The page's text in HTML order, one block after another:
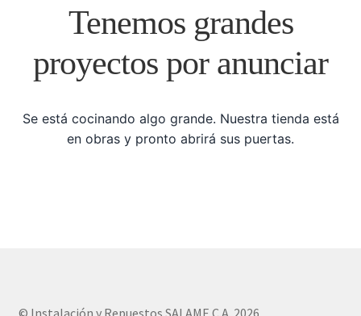
Finalizar compra
Sample Page
Tenemos grandes
proyectos por anunciar
Se está cocinando algo grande. Nuestra tienda está
en obras y pronto abrirá sus puertas.
© Instalación y Repuestos SALAME C.A. 2026